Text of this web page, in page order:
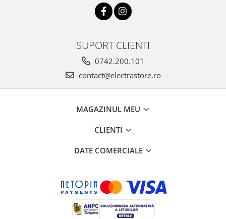
SUPORT CLIENTI
0742.200.101
contact@electrastore.ro
MAGAZINUL MEU
CLIENTI
DATE COMERCIALE